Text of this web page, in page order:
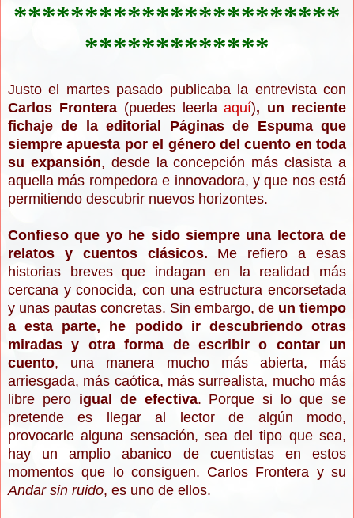
***********************
*************
Justo el martes pasado publicaba la entrevista con
Carlos Frontera (puedes leerlaaquí), un reciente
fichaje de la editorial Páginas de Espuma que
siempre apuesta por el género del cuento en toda
su expansión, desde la concepción más clasista a
aquella más rompedora e innovadora, y que nos está
permitiendo descubrir nuevos horizontes.
Confieso que yo he sido siempre una lectora de
relatos y cuentos clásicos. Me refiero a esas
historias breves que indagan en la realidad más
cercana y conocida, con una estructura encorsetada
y unas pautas concretas. Sin embargo, de un tiempo
a esta parte, he podido ir descubriendo otras
miradas y otra forma de escribir o contar un
cuento, una manera mucho más abierta, más
arriesgada, más caótica, más surrealista, mucho más
libre peroigual de efectiva. Porque si lo que se
pretende es llegar al lector de algún modo,
provocarle alguna sensación, sea del tipo que sea,
hay un amplio abanico de cuentistas en estos
momentos que lo consiguen. Carlos Frontera y su
Andar sin ruido, es uno de ellos.